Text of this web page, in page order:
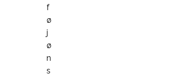
f
ø
j
ø
n
s